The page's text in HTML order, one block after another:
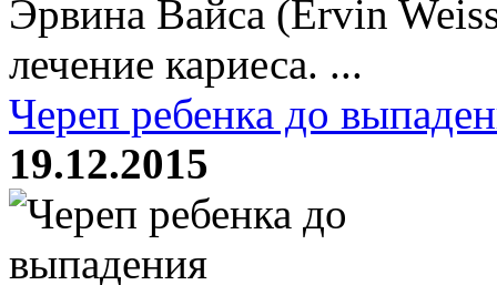
Эрвина Вайса (Ervin
лечение кариеса. ...
Череп ребенка до
19.12.2015